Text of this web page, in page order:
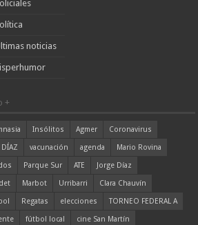
noticias
+
Insólitos Agmer
Coronavirus
DÍAZ vacunación agenda
Mario Rovina
Parque Sur ATE
Jorge Díaz
Marbot Urribarri
Clara Chauvín
Regatas elecciones
TORNEO FEDERAL A
fútbol local cine San Martín